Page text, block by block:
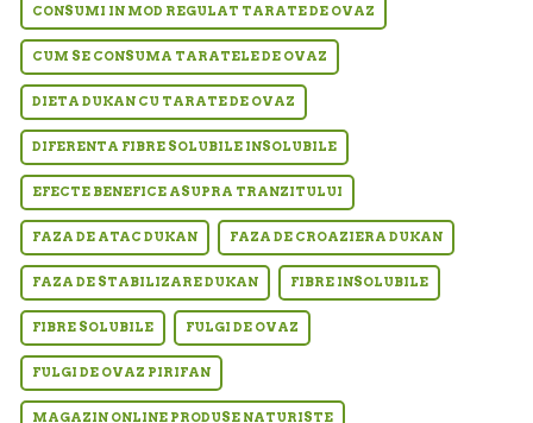
CONSUMI IN MOD REGULAT TARATE DE OVAZ
CUM SE CONSUMA TARATELE DE OVAZ
DIETA DUKAN CU TARATE DE OVAZ
DIFERENTA FIBRE SOLUBILE INSOLUBILE
EFECTE BENEFICE ASUPRA TRANZITULUI
FAZA DE ATAC DUKAN FAZA DE CROAZIERA DUKAN
FAZA DE STABILIZARE DUKAN FIBRE INSOLUBILE
FIBRE SOLUBILE FULGI DE OVAZ
FULGI DE OVAZ PIRIFAN
MAGAZIN ONLINE PRODUSE NATURISTE